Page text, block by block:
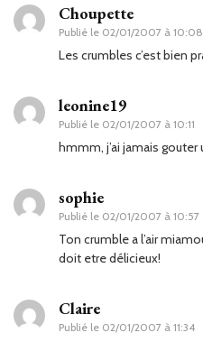
Choupette
Publié le 02/01/2007 à 10:08
Les crumbles c’est bien
leonine19
Publié le 02/01/2007 à 10:11
hmmm, j’ai jamais
sophie
Publié le 02/01/2007 à 10:57
Ton crumble a l’air
doit etre délicieux!
Claire
Publié le 02/01/2007 à 11:34